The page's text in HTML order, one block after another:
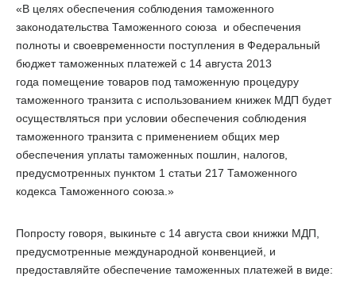
«В целях обеспечения соблюдения таможенного
законодательства Таможенного союза и обеспечения
полноты и своевременности поступления в Федеральный
бюджет таможенных платежей с 14 августа 2013
года помещение товаров под таможенную процедуру
таможенного транзита с использованием книжек МДП будет
осуществляться при условии обеспечения соблюдения
таможенного транзита с применением общих мер
обеспечения уплаты таможенных пошлин, налогов,
предусмотренных пунктом 1 статьи 217 Таможенного
кодекса Таможенного союза.»
Попросту говоря, выкиньте с 14 августа свои книжки МДП,
предусмотренные международной конвенцией, и
предоставляйте обеспечение таможенных платежей в виде: